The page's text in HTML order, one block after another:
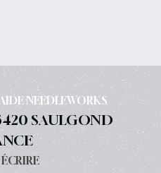
NEEDLEWORKS
SAULGOND